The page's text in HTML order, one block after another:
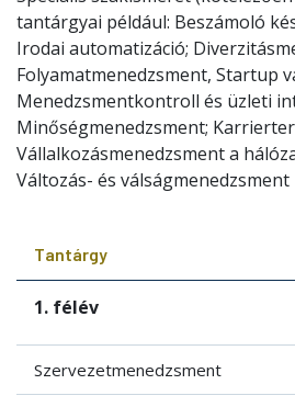
tantárgyai például: Beszámoló
Irodai automatizáció;
Folyamatmenedzsment, Startup
Menedzsmentkontroll és üzleti
Minőségmenedzsment;
Vállalkozásmenedzsment a
Változás- és válságmenedzsment
Tantárgy
1. félév
Szervezetmenedzsment